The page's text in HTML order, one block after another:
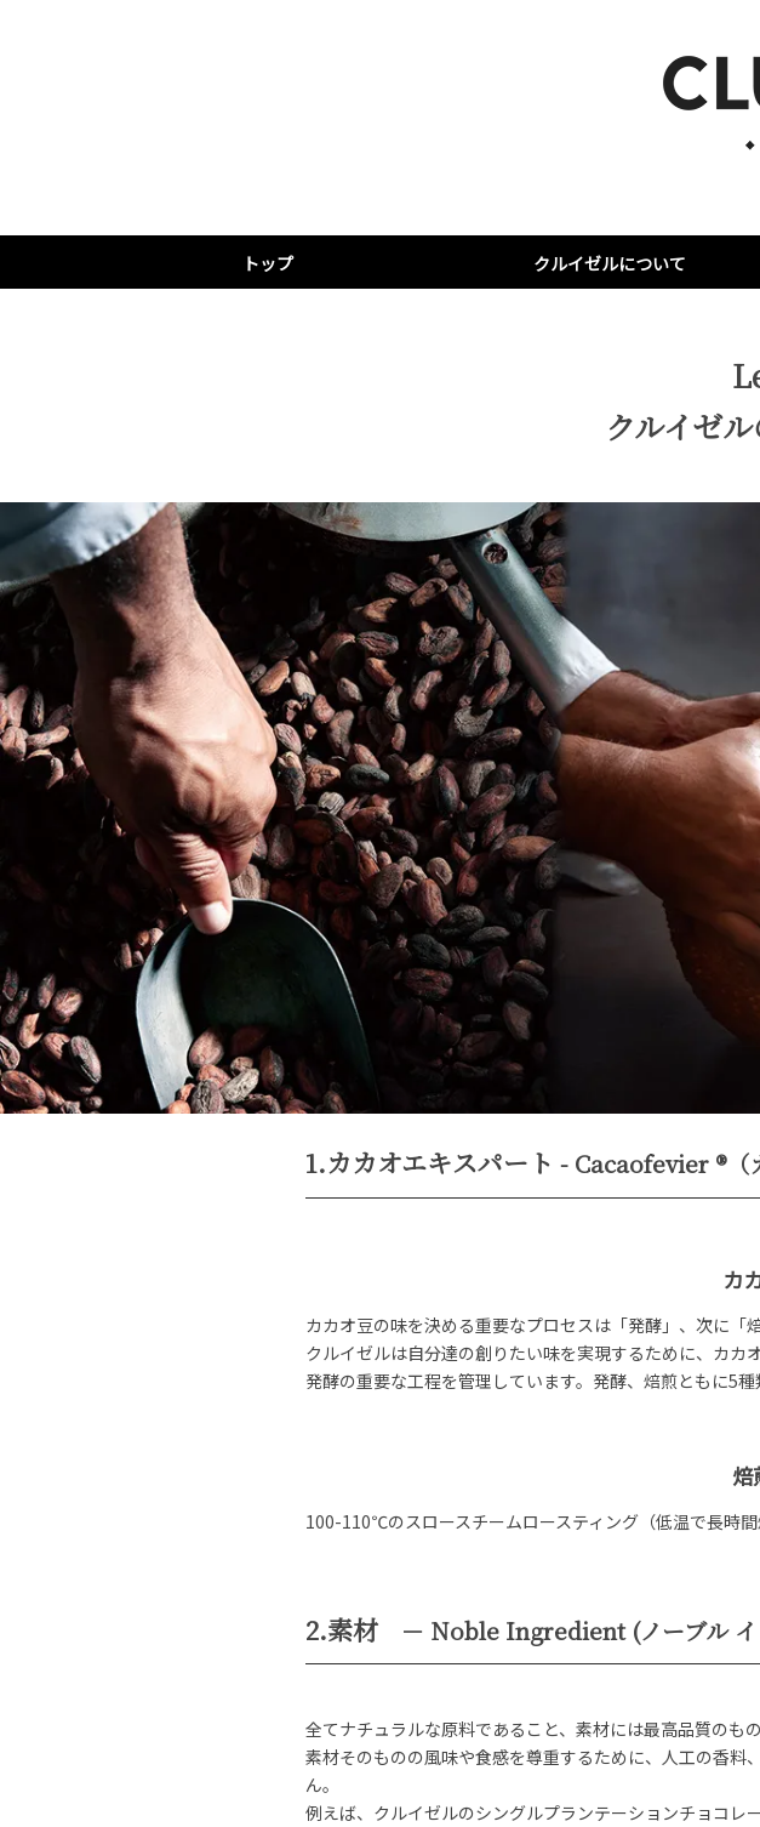
トップ クルイゼルについて
クルイゼ
1.カカオエキスパート - Cacaofevier ®（
カ
カカオ豆の味を決める重要なプロセスは「発酵」、次に「
クルイゼルは自分達の創りたい味を実現するために、カ
発酵の重要な工程を管理しています。発酵、焙煎ともに5
焙
100-110℃のスロースチームロースティング（低温で長時
2.素材 － Noble Ingredient(ノーブル イ
全てナチュラルな原料であること、素材には最高品質のもの
素材そのものの風味や食感を尊重するために、人工の香料
ん。
例えば、クルイゼルのシングルプランテーションチョコレ